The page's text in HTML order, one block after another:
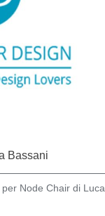
Bassani
Node Chair di Luca